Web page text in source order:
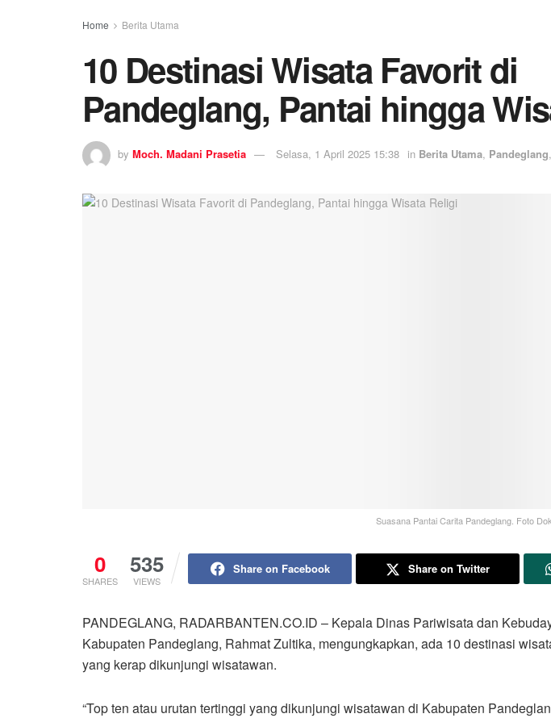
Home Berita Utama
10 Destinasi Wisata Favorit di
Pandeglang, Pantai hingga
by Moch. Madani Prasetia Selasa, 1 April 2025 15:38 in Berita Utama, Pandeglang,
Suasana Pantai Carita Pandeglang. Foto
0
SHARES
535
VIEWS
Share on Facebook Share on Twitter
PANDEGLANG, RADARBANTEN.CO.ID – Kepala Dinas Pariwisata dan
Kabupaten Pandeglang, Rahmat Zultika, mengungkapkan, ada 10 destinasi
yang kerap dikunjungi wisatawan.
“Top ten atau urutan tertinggi yang dikunjungi wisatawan di Kabupaten